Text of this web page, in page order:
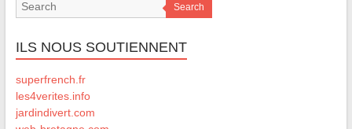
Search
ILS NOUS SOUTIENNENT
superfrench.fr
les4verites.info
jardindivert.com